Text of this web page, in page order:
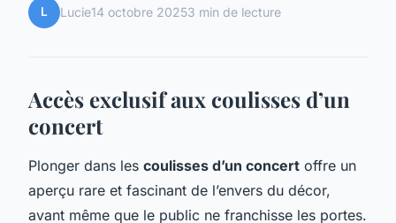
L Lucie14 octobre 20253 min de lecture
Accès exclusif aux coulisses d’un
concert
Plonger dans les coulisses d’un concert offre un
aperçu rare et fascinant de l’envers du décor,
avant même que le public ne franchisse les portes.